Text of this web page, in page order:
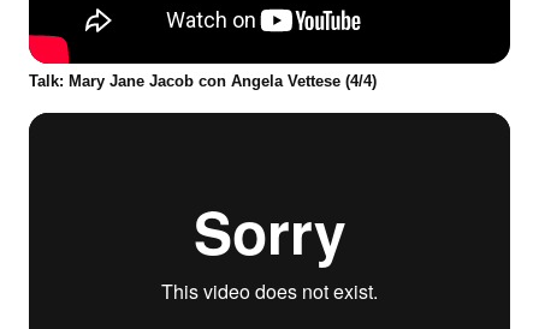
Talk: Mary Jane Jacob con Angela Vettese (4/4)